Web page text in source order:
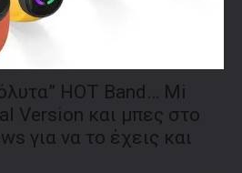
ΗΟΤ Band… Mi
Version και μπες στο
για να το έχεις και